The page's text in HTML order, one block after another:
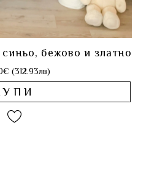
синьо, бежово и златно
(312.93лв)